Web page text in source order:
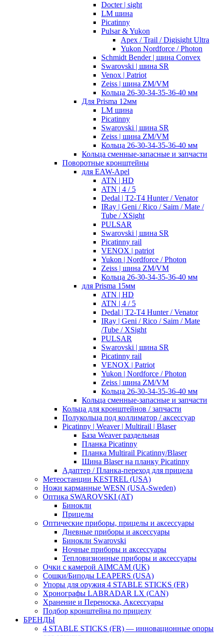
Docter | sight
LM шина
Picatinny
Pulsar & Yukon
Apex / Trail / Digisight Ultra
Yukon Nordforce / Photon
Schmidt Bender | шина Convex
Swarovski | шина SR
Venox | Patriot
Zeiss | шина ZM/VM
Кольца 26-30-34-35-36-40 мм
Для Prisma 12мм
LM шина
Picatinny
Swarovski | шина SR
Zeiss | шина ZM/VM
Кольца 26-30-34-35-36-40 мм
Кольца сменные-запасные и запчасти
Поворотные кронштейны
для EAW-Apel
ATN | HD
ATN | 4 / 5
Dedal | T2-T4 Hunter / Venator
IRay | Geni / Rico / Saim / Mate /
Tube / XSight
PULSAR
Swarovski | шина SR
Picatinny rail
VENOX | patriot
Yukon | Nordforce / Photon
Zeiss | шина ZM/VM
Кольца 26-30-34-35-36-40 мм
для Prisma 15мм
ATN | HD
ATN | 4 / 5
Dedal | T2-T4 Hunter / Venator
IRay | Geni / Rico / Saim / Mate
/Tube / XSight
PULSAR
Swarovski | шина SR
Picatinny rail
VENOX | Patriot
Yukon | Nordforce / Photon
Zeiss | шина ZM/VM
Кольца 26-30-34-35-36-40 мм
Кольца сменные-запасные и запчасти
Кольца для кронштейнов / запчасти
Полукольца под коллиматор / аксессуар
Picatinny | Weaver | Multirail | Blaser
База Weaver раздельная
Планка Picatinny
Планка Multirail Picatinny/Blaser
Шина Blaser на планку Picatinny
Адаптер / Планка-переход для прицела
Метеостанции KESTREL (USA)
Ножи карманные WESN (USA-Sweden)
Оптика SWAROVSKI (AT)
Бинокли
Прицелы
Оптические приборы, прицелы и аксессуары
Дневные приборы и аксессуары
Бинокли Swarovski
Ночные приборы и аксессуары
Тепловизионные приборы и аксессуары
Очки с камерой AIMCAM (UK)
Сошки/Биподы LEAPERS (USA)
Упоры для оружия 4 STABLE STICKS (FR)
Хронографы LABRADAR LX (CAN)
Хранение и Переноска, Аксессуары
Подбор кронштейна по прицелу
БРЕНДЫ
4 STABLE STICKS (FR) — инновационные опоры